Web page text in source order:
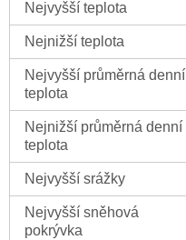
Nejvyšší teplota
Nejnižší teplota
Nejvyšší průměrná denní
teplota
Nejnižší průměrná denní
teplota
Nejvyšší srážky
Nejvyšší sněhová
pokrývka